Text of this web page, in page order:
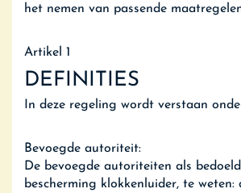
het nemen van passende
Artikel 1
DEFINITIES
In deze regeling wordt verstaan
Bevoegde autoriteit:
De bevoegde autoriteiten als
bescherming klokkenluider, te